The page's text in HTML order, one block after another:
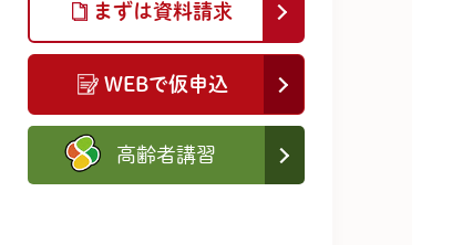
まずは資料請求
WEBで仮申込
高齢者講習